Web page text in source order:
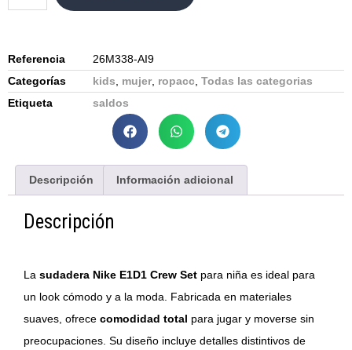
Referencia
26M338-AI9
Categorías
kids, mujer, ropacc, Todas las categorias
Etiqueta
saldos
Descripción Información adicional
Descripción
La sudadera Nike E1D1 Crew Set para niña es ideal para
un look cómodo y a la moda. Fabricada en materiales
suaves, ofrece comodidad total para jugar y moverse sin
preocupaciones. Su diseño incluye detalles distintivos de